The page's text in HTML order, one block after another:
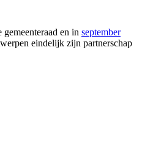
en in september
eindelijk zijn partnerschap